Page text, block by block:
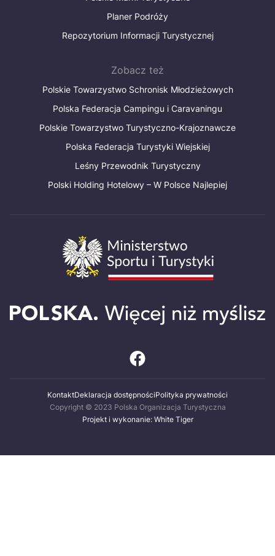
Planer Podróży
Repozytorium Informacji Turystycznej
Zobacz też
Polskie Towarzystwo Schronisk Młodzieżowych
Polska Federacja Campingu i Caravaningu
Polskie Towarzystwo Turystyczno-Krajoznawcze
Polska Federacja Turystyki Wiejskiej
Leśny Przewodnik Turystyczny
Polski Holding Hotelowy – W Polsce Najlepiej
KontaktDeklaracja dostępnościPolityka prywatności
Copyright © 2023 Polska Organizacja Turystyczna
Projekt i wykonanie: White Tiger